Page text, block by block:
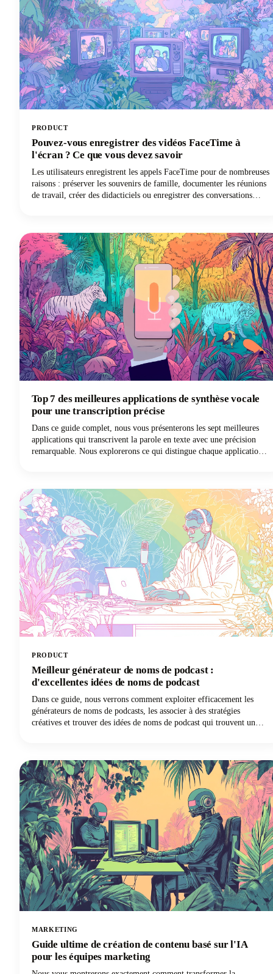
PRODUCT
Pouvez-vous enregistrer des vidéos FaceTime à
l'écran ? Ce que vous devez savoir
Les utilisateurs enregistrent les appels FaceTime pour de nombreuses
raisons : préserver les souvenirs de famille, documenter les réunions
de travail, créer des didacticiels ou enregistrer des conversations
Top 7 des meilleures applications de synthèse vocale
pour une transcription précise
Dans ce guide complet, nous vous présenterons les sept meilleures
applications qui transcrivent la parole en texte avec une précision
remarquable. Nous explorerons ce qui distingue chaque application
PRODUCT
Meilleur générateur de noms de podcast :
d'excellentes idées de noms de podcast
Dans ce guide, nous verrons comment exploiter efficacement les
générateurs de noms de podcasts, les associer à des stratégies
créatives et trouver des idées de noms de podcast qui trouvent un
pour le titre général de votre émission et pour les noms des épisodes
individuels.
MARKETING
Guide ultime de création de contenu basé sur l'IA
pour les équipes marketing